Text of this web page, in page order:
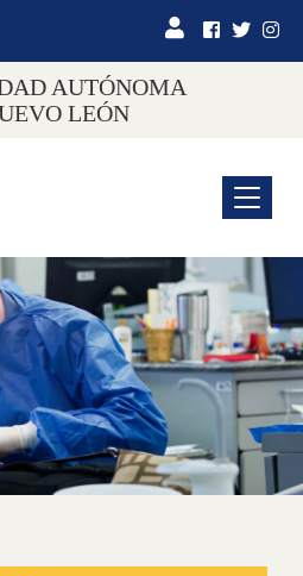
AUTÓNOMA
LEÓN
Menu